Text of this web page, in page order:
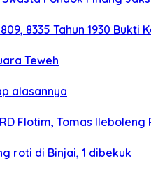
8335 Tahun 1930
Teweh
alasannya
Flotim, Tomas
roti di Binjai, 1 dibekuk